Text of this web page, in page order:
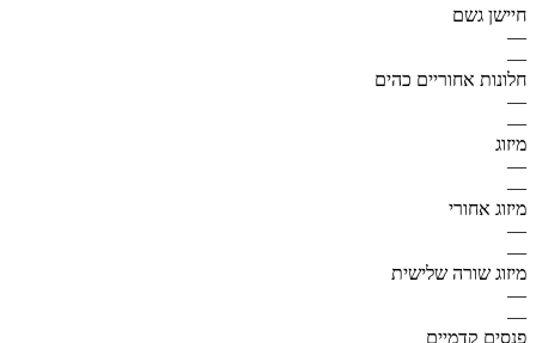
חיישן גשם
—
—
חלונות אחוריים כהים
—
—
מיזוג
—
—
מיזוג אחורי
—
—
מיזוג שורה שלישית
—
—
פנסים קדמיים